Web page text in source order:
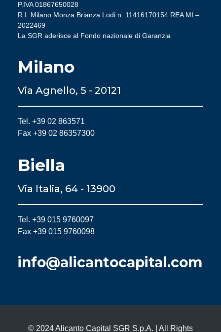
P.IVA 01867650028
R.I. Milano Monza Brianza Lodi n. 11416170154 REA MI –
2022469
La SGR aderisce al Fondo nazionale di Garanzia
Milano
Via Agnello, 5 - 20121
Tel. +39 02 863571
Fax +39 02 86357300
Biella
Via Italia, 64 - 13900
Tel. +39 015 9760097
Fax +39 015 9760098
info@alicantocapital.com
© 2024 Alicanto Capital SGR S.p.A. | All Rights